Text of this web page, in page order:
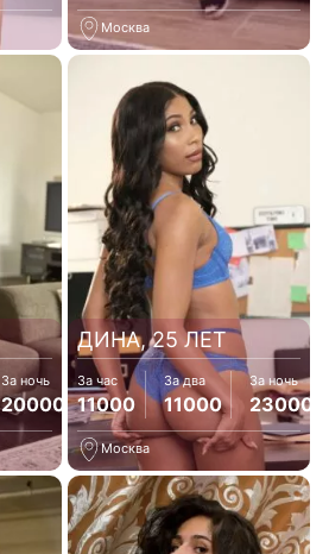
Москва
За ночь
20000
ДИНА, 25 ЛЕТ
За час
11000
За два
11000
За ночь
23000
Москва